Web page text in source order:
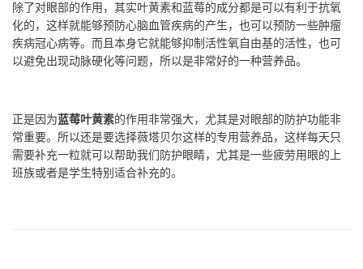
除了对眼部的作用，其实叶黄素和蓝莓的成分都是可以有利于抗氧
化的，这样就能够预防心脑血管疾病的产生，也可以预防一些肿瘤
疾病冠心病等。而且本身它就能够抑制活性氧自由基的活性，也可
以避免出现动脉硬化等问题，所以是非常好的一种营养品。
正是因为蓝莓叶黄素的作用非常强大，尤其是对眼部的防护功能非
常重要。所以还是要选择薇塔贝尔这样的专用营养品，这样每天只
需要补充一粒就可以帮助我们防护眼睛，尤其是一些疲劳用眼的上
班族或者是学生特别适合补充的。